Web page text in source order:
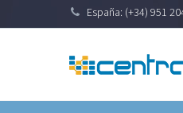
España: (+34) 951